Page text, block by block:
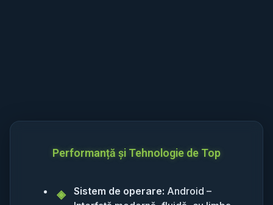
Performanță și Tehnologie de Top
Sistem de operare: Android –